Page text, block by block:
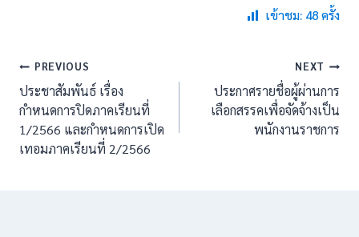
เข้าชม: 48 ครั้ง
แนะแนว
เรื่อง
PREVIOUS
ประชาสัมพันธ์ เรื่อง
กำหนดการปิดภาคเรียนที่
1/2566 และกำหนดการเปิด
เทอมภาคเรียนที่ 2/2566
NEXT
ประกาศรายชื่อผู้ผ่านการ
เลือกสรรคเพื่อจัดจ้างเป็น
พนักงานราชการ